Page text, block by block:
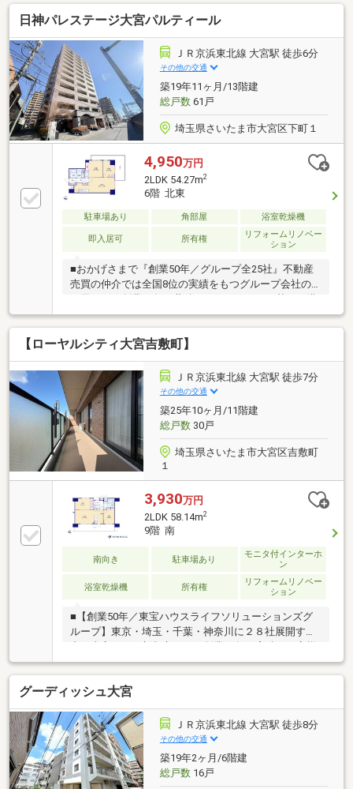
日神パレステージ大宮パルティール
ＪＲ京浜東北線 大宮駅 徒歩6分
その他の交通
築19年11ヶ月/13階建
総戸数61戸
埼玉県さいたま市大宮区下町１
4,950万円
2LDK 54.27m2
6階 北東
駐車場あり 角部屋 浴室乾燥機
即入居可 所有権
リフォームリノベー
ション
■おかげさまで『創業50年／グループ全25社』不動産
売買の仲介では全国8位の実績をもつグループ会社の
入・ご売却・お買替え全てをサポート致します■東宝
ハウスNEXTアフターサポート専門のグループ会社。
ライフパートナー（FP資格）が住まいの問題点や暮ら
しの不安を解消します■東宝ハウスフィナンシャル不
動産仲介業初の住信SBIネット銀行支店。金利と保障
が更に充実したオリジナル提携住宅ローンをお届けし
ます■未来カレンダー東宝ハウス独自開発のライフシ
ミュレーションソフト。ローン完済までの家計収支を
視える化し、将来のリスクや不安を対策します
【ローヤルシティ大宮吉敷町】
ＪＲ京浜東北線 大宮駅 徒歩7分
その他の交通
築25年10ヶ月/11階建
総戸数30戸
埼玉県さいたま市大宮区吉敷町
１
3,930万円
2LDK 58.14m2
9階 南
南向き 駐車場あり
モニタ付インターホ
ン
浴室乾燥機 所有権
リフォームリノベー
ション
■【創業50年／東宝ハウスライフソリューションズグ
ループ】東京・埼玉・千葉・神奈川に２８社展開する
の大切な資産をご売却・お買替え等全てをサポート致
します■【Ｔ’ｓローン】東宝ハウスフィナンシャルは
住信SBIネット銀行の東宝ハウス支店業務を行ってま
す。・万一の病気やケガで働けなくになったとき
は・・の対策方法・上乗せなしで３大疾病(ガン診断時
含む)・全疾病保障が付帯された提携住宅ローンをご提
供します□365日24時間住まいの駆付けサービス（3年
間無料）□CLUB OFFプレミアム (多様な特別優待サー
ビス)□東宝ハウスCLUB
グーディッシュ大宮
ＪＲ京浜東北線 大宮駅 徒歩8分
その他の交通
築19年2ヶ月/6階建
総戸数16戸